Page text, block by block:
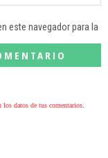
este navegador para la
los datos de tus comentarios